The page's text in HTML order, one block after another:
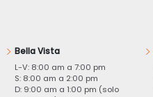
Bella Vista
L-V: 8:00 am a 7:00 pm
S: 8:00 am a 2:00 pm
D: 9:00 am a 1:00 pm (solo